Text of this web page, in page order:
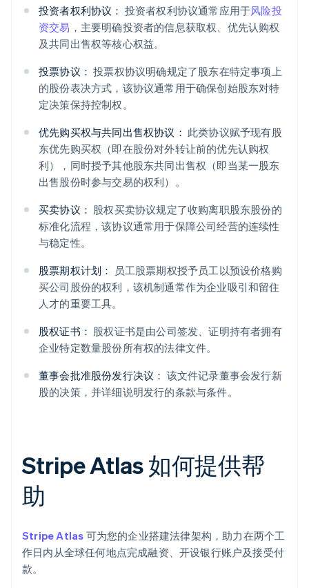
投资者权利协议： 投资者权利协议通常应用于风险投
资交易 ，主要明确投资者的信息获取权、优先认购权
及共同出售权等核心权益。
投票协议： 投票权协议明确规定了股东在特定事项上
的股份表决方式，该协议通常用于确保创始股东对特
定决策保持控制权。
优先购买权与共同出售权协议： 此类协议赋予现有股
东优先购买权（即在股份对外转让前的优先认购权
利），同时授予其他股东共同出售权（即当某一股东
出售股份时参与交易的权利）。
买卖协议： 股权买卖协议规定了收购离职股东股份的
标准化流程，该协议通常用于保障公司经营的连续性
与稳定性。
股票期权计划：
员工股票期权授予员工以预设价格购
买公司股份的权利，该机制通常作为企业吸引和留住
人才的重要工具。
股权证书： 股权证书是由公司签发、证明持有者拥有
企业特定数量股份所有权的法律文件。
董事会批准股份发行决议： 该文件记录董事会发行新
股的决策，并详细说明发行的条款与条件。
Stripe Atlas 如何提供帮
助
Stripe Atlas 可为您的企业搭建法律架构，助力在两个工
作日内从全球任何地点完成融资、开设银行账户及接受付
款。